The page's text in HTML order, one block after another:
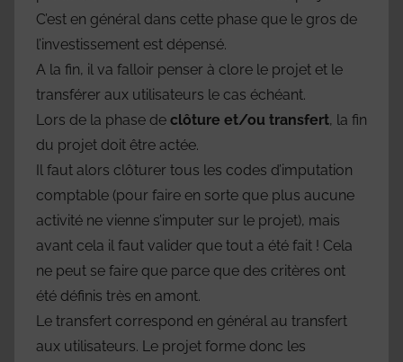
C’est en général dans cette phase que le gros de
l’investissement est dépensé.
A la fin, il va falloir penser à clore le projet et le
transférer aux utilisateurs le cas échéant.
Lors de la phase de clôture et/ou transfert, la fin
du projet doit être actée.
Il faut alors clôturer tous les codes d’imputation
comptable (pour faire en sorte que plus aucune
activité ne vienne s’imputer sur le projet), mais
avant cela il faut valider que tout a été fait ! Cela
ne peut se faire que parce que des critères ont
été définis très en amont.
Le transfert correspond en général au transfert
aux utilisateurs. Le projet forme donc les